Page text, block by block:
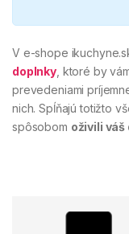
V e-shope
doplnky , ktoré by
prevedeniami
nich. Spĺňajú totižto
spôsobom oživili váš